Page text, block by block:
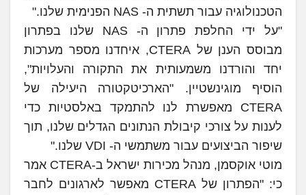
הטכנולוגיה עבור תשתית ה- NAS הפנימית שלנו."
"על ידי החלפת פתרון ה- NAS שלנו בפתרון
מבוסס הענן של CTERA, איחדנו מספר מערכות
יחד והורדנו משמעותית את התקורה והעלויות",
הוסיף מוגינשטיין. "הארכיטקטורה היעילה של
CTERA מאפשרת לנו להתמקד באלסטיות כדי
לענות על צורכי קיבולת הנתונים הגדלים שלנו, תוך
שיפור הביצועים עבור משתמשי ה- VDI שלנו."
מוטי אוקסמן, מנהל מכירות ישראל ב-CTERA אמר
כי: "הפתרון של CTERA מאפשר לארגונים לחבר